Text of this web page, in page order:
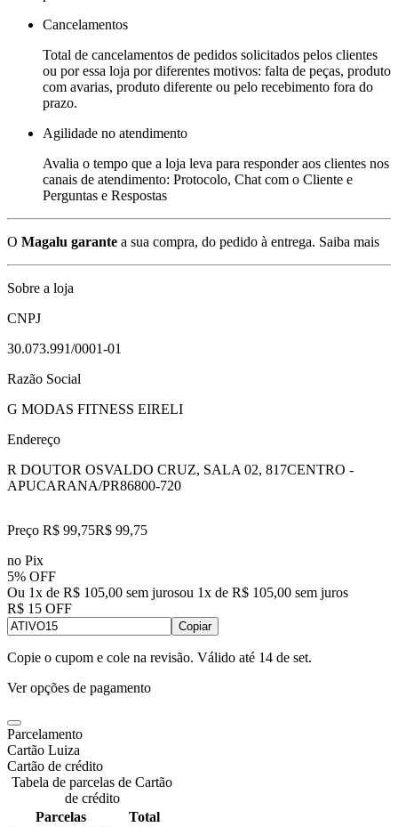
Cancelamentos
Total de cancelamentos de pedidos solicitados pelos clientes
ou por essa loja por diferentes motivos: falta de peças, produto
com avarias, produto diferente ou pelo recebimento fora do
prazo.
Agilidade no atendimento
Avalia o tempo que a loja leva para responder aos clientes nos
canais de atendimento: Protocolo, Chat com o Cliente e
Perguntas e Respostas
O Magalu garante a sua compra, do pedido à entrega. Saiba mais
Sobre a loja
CNPJ
30.073.991/0001-01
Razão Social
G MODAS FITNESS EIRELI
Endereço
R DOUTOR OSVALDO CRUZ, SALA 02, 817CENTRO -
APUCARANA/PR86800-720
Preço R$ 99,75R$ 99,75
no Pix
5% OFF
Ou 1x de R$ 105,00 sem jurosou 1x de R$ 105,00 sem juros
R$ 15 OFF
Copiar
Copie o cupom e cole na revisão. Válido até 14 de set.
Ver opções de pagamento
Parcelamento
Cartão Luiza
Cartão de crédito
Tabela de parcelas de Cartão
de crédito
Parcelas
Total